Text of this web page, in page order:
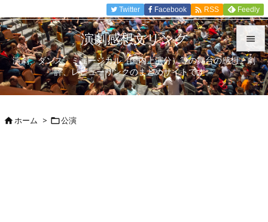


メニュ

Twitter Facebook  RSS Feedly
演劇感想文リンク
演劇、ダンス、ミュージカル（国内上演分）等の舞台の感想、劇
評、レビューリンクのまとめサイトです。
ホーム > 公演